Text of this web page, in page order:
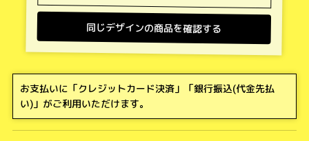
同じデザインの商品を確認する
お支払いに「クレジットカード決済」「銀行振込(代金先払
い)」がご利用いただけます。